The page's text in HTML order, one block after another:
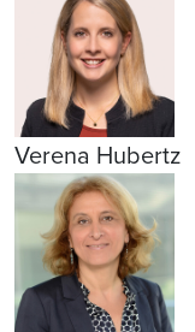
Verena Hubertz